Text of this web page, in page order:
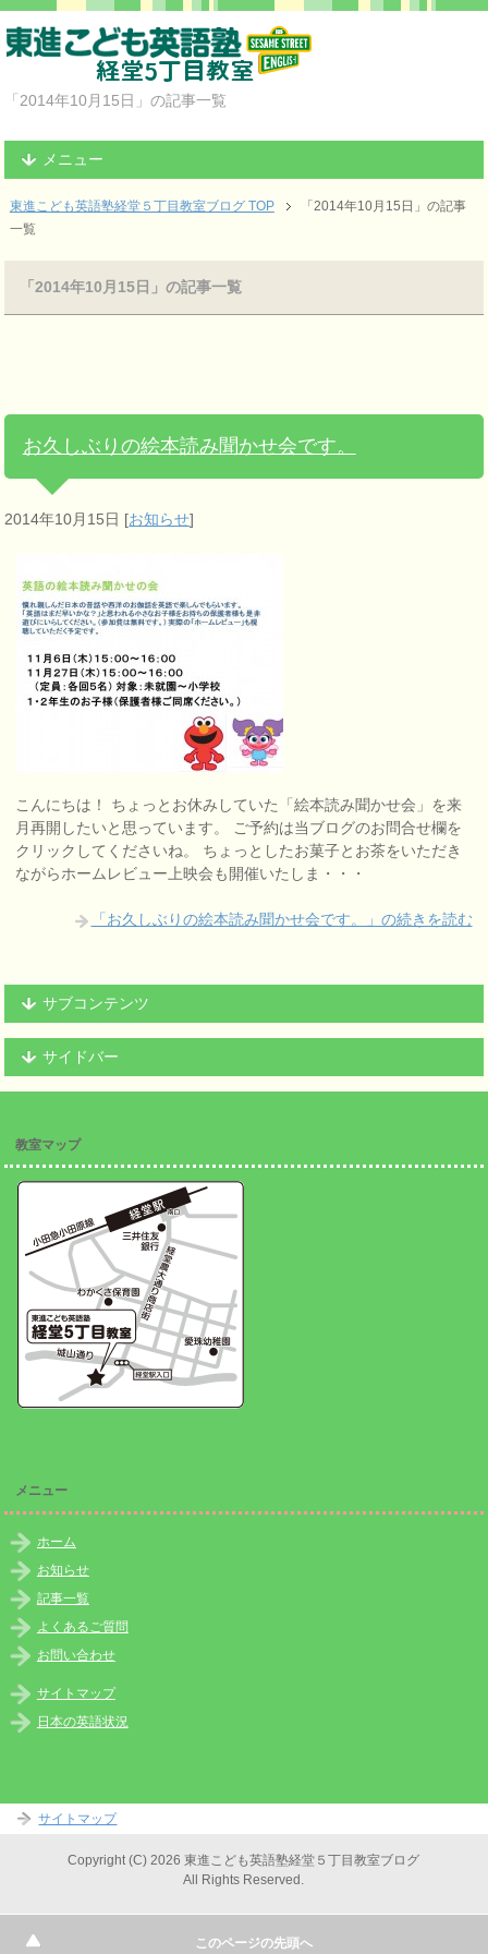
「2014年10月15日」の記事一覧
メニュー
東進こども英語塾経堂５丁目教室ブログ TOP
「2014年10月15日」の記事
一覧
「2014年10月15日」の記事一覧
お久しぶりの絵本読み聞かせ会です。
2014年10月15日 [お知らせ]
こんにちは！ ちょっとお休みしていた「絵本読み聞かせ会」を来
月再開したいと思っています。 ご予約は当ブログのお問合せ欄を
クリックしてくださいね。 ちょっとしたお菓子とお茶をいただき
ながらホームレビュー上映会も開催いたしま・・・
「お久しぶりの絵本読み聞かせ会です。」の続きを読む
サブコンテンツ
サイドバー
教室マップ
メニュー
ホーム
お知らせ
記事一覧
よくあるご質問
お問い合わせ
サイトマップ
日本の英語状況
サイトマップ
Copyright (C) 2026 東進こども英語塾経堂５丁目教室ブログ
All Rights Reserved.
このページの先頭へ